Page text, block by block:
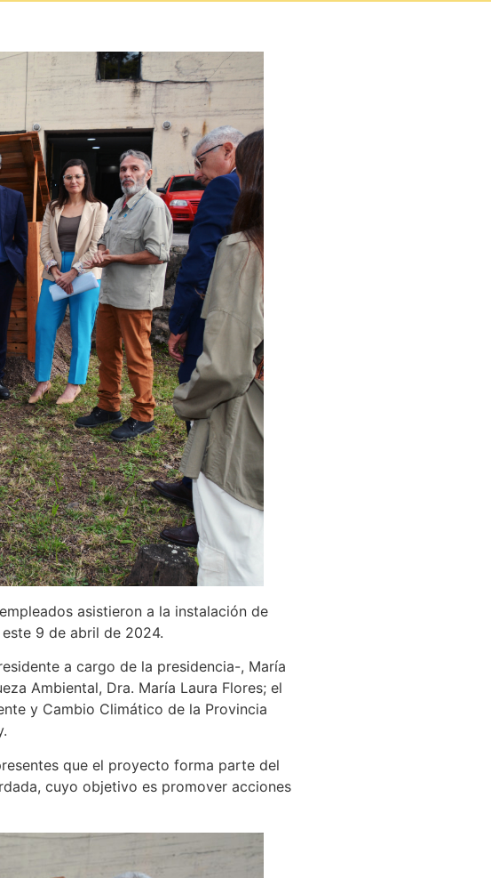
asistieron a la instalación de
9 de abril de 2024.
a cargo de la presidencia-, María
Ambiental, Dra. María Laura Flores; el
y Cambio Climático de la Provincia
que el proyecto forma parte del
cuyo objetivo es promover acciones